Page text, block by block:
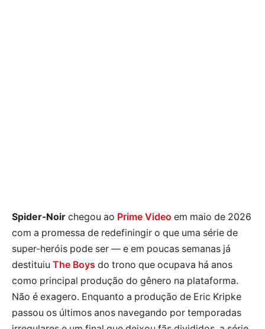
Spider-Noir chegou ao Prime Video em maio de 2026
com a promessa de redefiningir o que uma série de
super-heróis pode ser — e em poucas semanas já
destituiu The Boys do trono que ocupava há anos
como principal produção do gênero na plataforma.
Não é exagero. Enquanto a produção de Eric Kripke
passou os últimos anos navegando por temporadas